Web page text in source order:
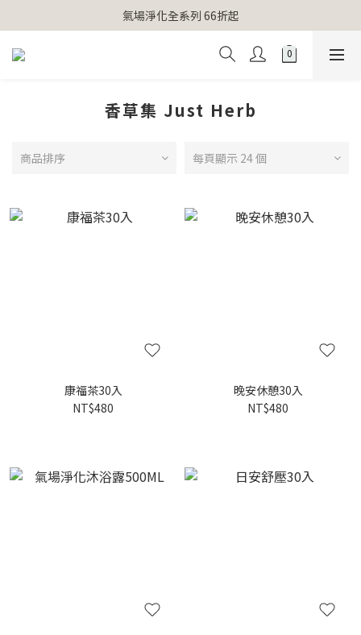
【官網獨家】首次消費 不限金額 即送 香遇熊超人行李吊牌
氣場淨化全系列 66折起
【官網獨家】首次消費 不限金額 即送 香遇熊超人行李吊牌
香草集 Just Herb
商品排序 每頁顯示 24 個
康福茶30入
NT$480
晚安休憩30入
NT$480